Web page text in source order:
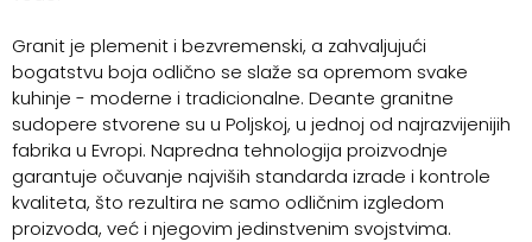
Granit je plemenit i bezvremenski, a zahvaljujući
bogatstvu boja odlično se slaže sa opremom svake
kuhinje - moderne i tradicionalne. Deante granitne
sudopere stvorene su u Poljskoj, u jednoj od najrazvijenijih
fabrika u Evropi. Napredna tehnologija proizvodnje
garantuje očuvanje najviših standarda izrade i kontrole
kvaliteta, što rezultira ne samo odličnim izgledom
proizvoda, već i njegovim jedinstvenim svojstvima.